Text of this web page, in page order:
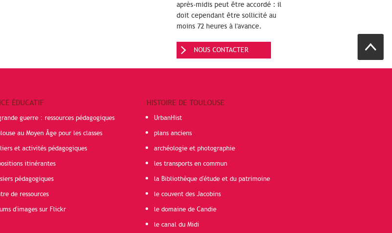
après-midis peut être accordé : il
doit cependant être sollicité au
moins 72 heures à l'avance.
NOUS CONTACTER
ÉDUCATIF
guerre : ressources pédagogiques
au Moyen Âge pour les classes
et activités pédagogiques
itinérantes
pédagogiques
de ressources
d'images sur Flickr
HISTOIRE DE TOULOUSE
UrbanHist
plans anciens
archéologie et photographie
les transports en commun
la Bibliothèque d'étude et du patrimoine
le couvent des Jacobins
le domaine de Candie
le canal du Midi